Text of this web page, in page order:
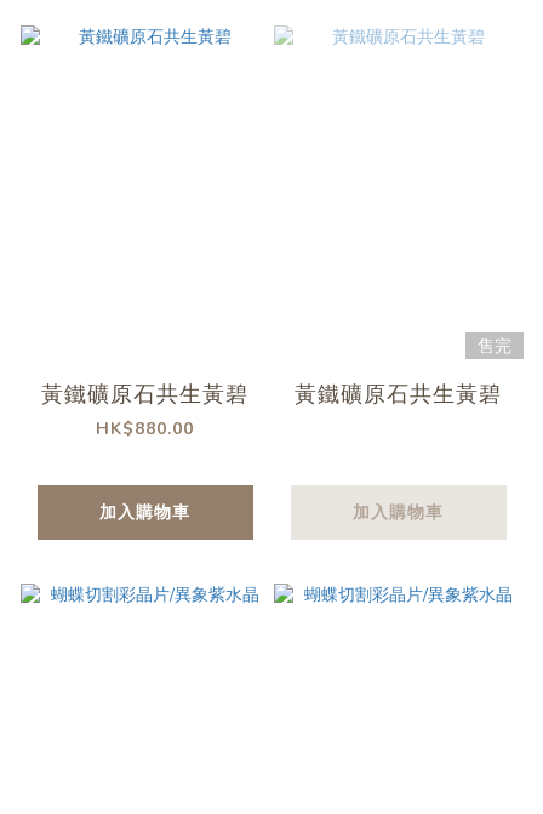
黃鐵礦原石共生黃碧
HK$880.00
加入購物車
售完
黃鐵礦原石共生黃碧
加入購物車